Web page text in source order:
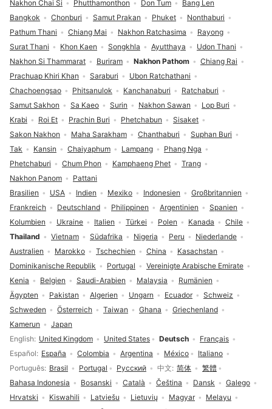
Sprachauswahl
English United Kingdom United States Deutsch
Français
Español
España Colombia Argentina México
Italiano
Português Brasil Portugal Русский 中文 简体
繁體
Bahasa Indonesia
Bosanski Català Čeština Dansk
Galego
Hrvatski
Kiswahili Latviešu Lietuvių Magyar
Melayu
Brasilien USA Indien Mexiko Indonesien
Großbritannien
Frankreich
Deutschland Philippinen Argentinien
Spanien
Kolumbien
Ukraine Italien Türkei Polen Kanada
Chile
Thailand
Vietnam Südafrika Nigeria Peru
Niederlande
Australien
Marokko Tschechien China
Kasachstan
Dominikanische Republik
Portugal
Vereinigte Arabische Emirate
Kenia
Belgien Saudi-Arabien Malaysia
Rumänien
Ägypten
Pakistan Algerien Ungarn Ecuador
Schweiz
Schweden
Österreich Taiwan Ghana
Griechenland
Kamerun
Japan
Bangkok Chonburi Samut Prakan Phuket
Nonthaburi
Pathum Thani
Chiang Mai Nakhon Ratchasima
Rayong
Surat Thani
Khon Kaen Songkhla Ayutthaya
Udon Thani
Nakhon Si Thammarat
Buriram Nakhon Pathom
Chiang Rai
Prachuap Khiri Khan
Saraburi
Ubon Ratchathani
Chachoengsao
Phitsanulok Kanchanaburi
Ratchaburi
Samut Sakhon
Sa Kaeo Surin Nakhon Sawan
Lop Buri
Krabi
Roi Et Prachin Buri Phetchabun
Sisaket
Sakon Nakhon
Maha Sarakham Chanthaburi
Suphan Buri
Tak
Kansin Chaiyaphum Lampang
Phang Nga
Phetchaburi
Chum Phon Kamphaeng Phet
Trang
Nakhon Panom
Pattani
Nakhon Chai Si
Phutthamonthon Don Tum Bang Len